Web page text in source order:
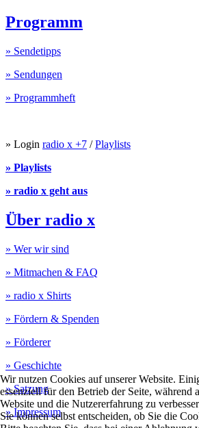
Programm
» Sendetipps
» Sendungen
» Programmheft
» Login radio x +7 /Playlists
» Playlists
» radio x geht aus
Über radio x
» Wer wir sind
» Mitmachen & FAQ
» radio x Shirts
» Fördern & Spenden
» Förderer
» Geschichte
» Satzung
» Impressum
Wir nutzen Cookies auf unserer Website.
essenziell für den Betrieb der Seite, während
Website und die Nutzererfahrung zu
Sie können selbst entscheiden, ob Sie die